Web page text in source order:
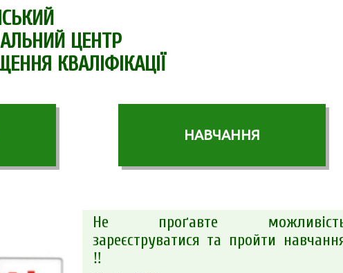
ЦЕНТР
КВАЛІФІКАЦІЇ
НАВЧАННЯ
Не проґавте
зареєструватися та пройти
‼️